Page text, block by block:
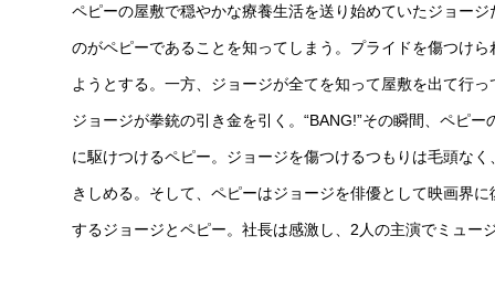
ペピーの屋敷で穏やかな療養生活を送り始めていたジョー
のがペピーであることを知ってしまう。プライドを傷つけ
ようとする。一方、ジョージが全てを知って屋敷を出て行
ジョージが拳銃の引き金を引く。“BANG!”その瞬間、ペピ
に駆けつけるペピー。ジョージを傷つけるつもりは毛頭な
きしめる。そして、ペピーはジョージを俳優として映画界
するジョージとペピー。社長は感激し、2人の主演でミュー